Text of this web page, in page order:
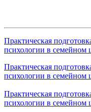
Практическая
психологии в семейном
Практическая
психологии в семейном
Практическая
психологии в семейном